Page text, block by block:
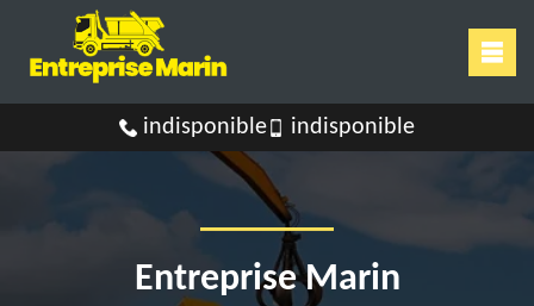
indisponible indisponible
Entreprise Marin